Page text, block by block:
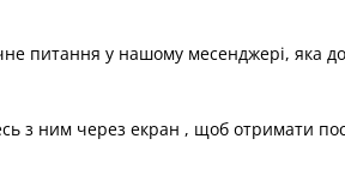
питання у нашому месенджері, яка
з ним через екран , щоб отримати